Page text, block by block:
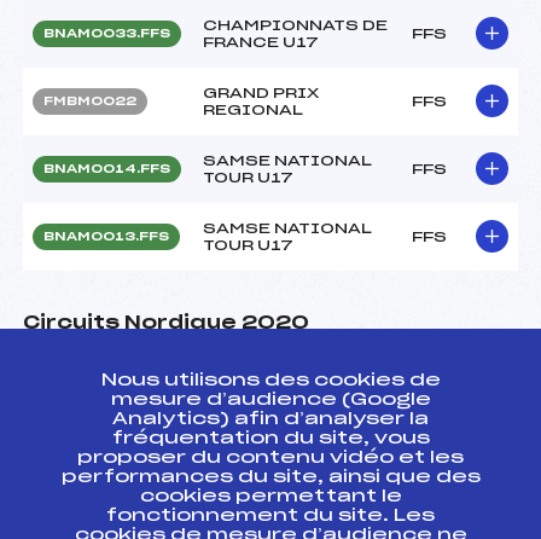
BNAM0033.FFS
CHAMPIONNATS DE
FRANCE U17
FFS
FMBM0022
GRAND PRIX
REGIONAL
FFS
BNAM0014.FFS
SAMSE NATIONAL
TOUR U17
FFS
BNAM0013.FFS
SAMSE NATIONAL
TOUR U17
FFS
Circuits Nordique 2020
Circuits
SAMSE NATIONAL TOUR CHAMPIONNAT DE
FRANCE BIATHLON U17 GARCONS
24
Résultats Nordique 2019
Nous utilisons des cookies de
mesure d’audience (Google
Analytics) afin d’analyser la
fréquentation du site, vous
proposer du contenu vidéo et les
performances du site, ainsi que des
cookies permettant le
fonctionnement du site. Les
cookies de mesure d’audience ne